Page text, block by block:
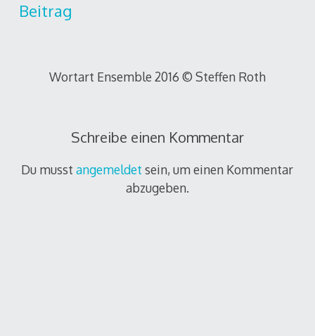
Beitrag
Wortart Ensemble 2016 © Steffen Roth
Schreibe einen Kommentar
Du musstangemeldet sein, um einen Kommentar
abzugeben.